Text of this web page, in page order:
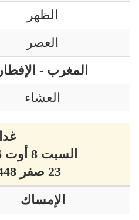
الظهر
العصر
المغرب - الإفطار
العشاء
غدا
السبت 8 أوت 2026 ميلادي
23 صفر 1448 هجري
الإمساك